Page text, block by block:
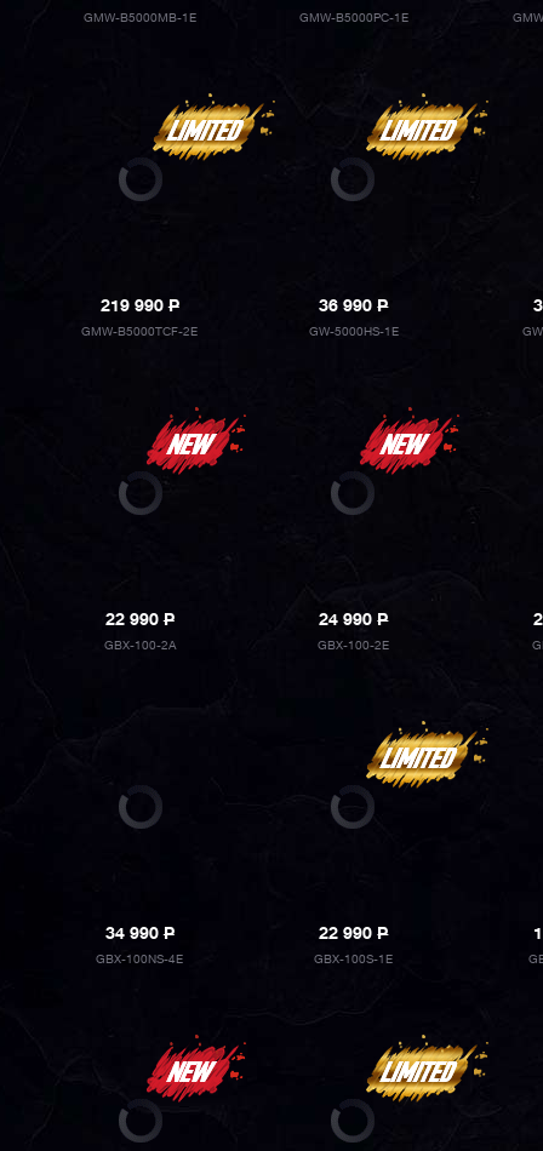
GMW-B5000MB-1E GMW-B5000PC-1E
219 990P
GMW-B5000TCF-2E
36 990P
GW-5000HS-1E
22 990P
GBX-100-2A
24 990P
GBX-100-2E
34 990P
GBX-100NS-4E
22 990P
GBX-100S-1E